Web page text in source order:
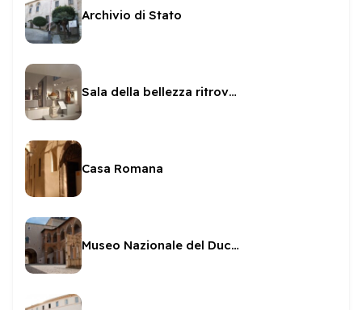
Archivio di Stato
Sala della bellezza ritrovata
Casa Romana
Museo Nazionale del Ducato di Spoleto